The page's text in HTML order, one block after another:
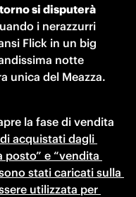
si disputerà
i nerazzurri
Flick in un big
notte
unica del Meazza.
la fase di vendita
acquistati dagli
posto” e “vendita
stati caricati sulla
utilizzata per